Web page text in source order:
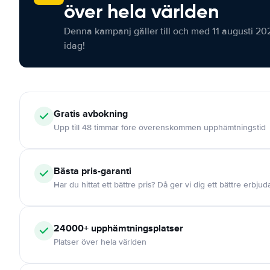
över hela världen
Denna kampanj gäller till och med 11 augusti
idag!
Gratis avbokning
Upp till 48 timmar före överenskommen upphämtningstid
Bästa pris-garanti
Har du hittat ett bättre pris? Då ger vi dig ett bättre
24000+ upphämtningsplatser
Platser över hela världen